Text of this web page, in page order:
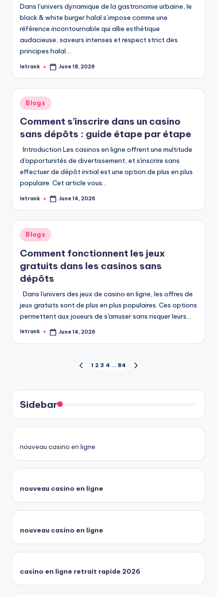
Dans l’univers dynamique de la gastronomie urbaine, le
black & white burger halal s’impose comme une
référence incontournable qui allie esthétique
audacieuse, saveurs intenses et respect strict des
principes halal.…
Posted
letrank June 18, 2026
Posted
in
Blogs
Comment s’inscrire dans un casino
sans dépôts : guide étape par étape
Introduction Les casinos en ligne offrent une multitude
d'opportunités de divertissement, et s'inscrire sans
effectuer de dépôt initial est une option de plus en plus
populaire. Cet article vous…
Posted
letrank June 14, 2026
Posted
Blogs
Comment fonctionnent les jeux
gratuits dans les casinos sans
dépôts
Dans l'univers des jeux de casino en ligne, les offres de
jeux gratuits sont de plus en plus populaires. Ces options
permettent aux joueurs de s'amuser sans risquer leurs…
Posted
letrank June 14, 2026
pagination
PREVIOUS
1 2 3 4 … 84
Sidebar
nouveau casino en ligne
nouveau casino en ligne
nouveau casino en ligne
casino en ligne retrait rapide 2026